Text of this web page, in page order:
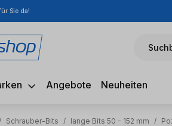
springen
Sie da!
Angebote Neuheiten
/ Schrauber-Bits / lange Bits 50 - 152 mm /